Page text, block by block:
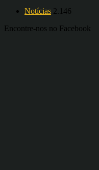
Notícias 2.146
Encontre-nos no Facebook